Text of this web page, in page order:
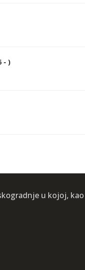
- )
u kojoj, kao